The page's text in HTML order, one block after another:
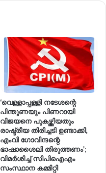
‘വെള്ളാപ്പള്ളി നടേശന്റെ
പിന്തുണയും പിണറായി
വിജയനെ പുകഴ്ത്തിയതും
രാഷ്ട്രീയ തിരിച്ചടി ഉണ്ടാക്കി,
എംവി ഗോവിന്ദന്റെ
ഭാഷാശൈലി തിരുത്തണം’;
വിമർശിച്ച് സിപിഐഎം
സംസ്ഥാന കമ്മിറ്റി